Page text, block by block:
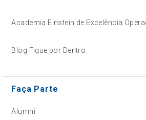
Academia Einstein de Excelência
Blog Fique por Dentro
Faça Parte
Alumni